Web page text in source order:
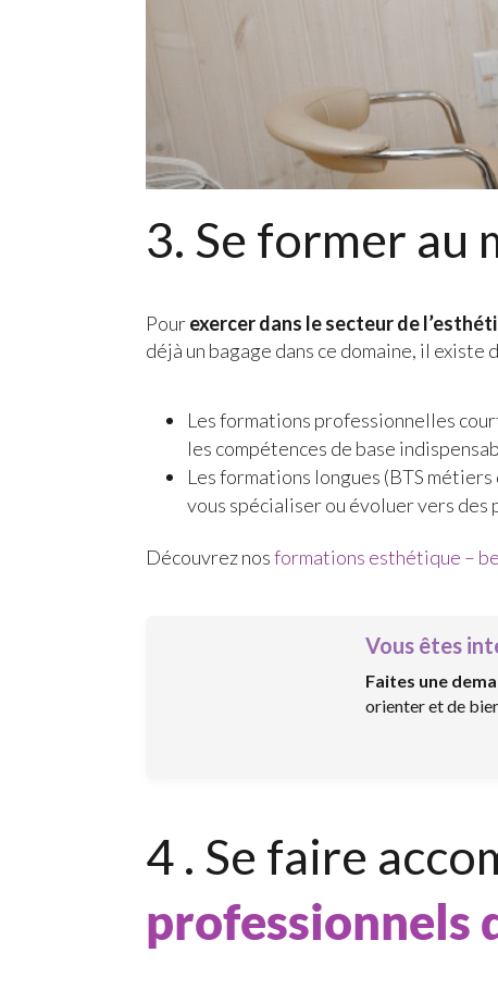
3. Se former au
Pourexercer dans le secteur de
déjà un bagage dans ce domaine, il
Les formations professionnelles
les compétences de base
Les formations longues (BTS
vous spécialiser ou évoluer vers
Découvrez nosformations esthétique –
Vous êtes
Faites une
orienter et de
4 . Se faire
professionnels